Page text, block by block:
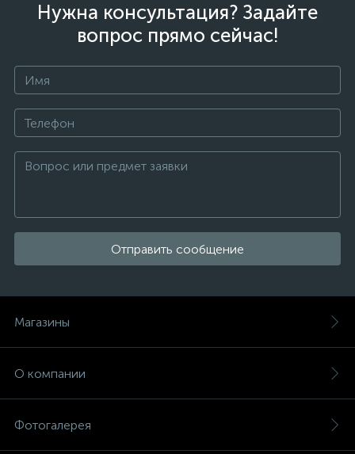
Нужна консультация? Задайте
вопрос прямо сейчас!
Отправить сообщение
Магазины
О компании
Фотогалерея